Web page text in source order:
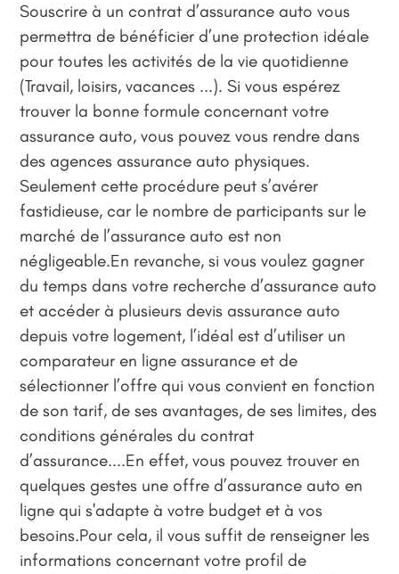
Souscrire à un contrat d’assurance auto vous
permettra de bénéficier d’une protection idéale
pour toutes les activités de la vie quotidienne
(Travail, loisirs, vacances ...). Si vous espérez
trouver la bonne formule concernant votre
assurance auto, vous pouvez vous rendre dans
des agences assurance auto physiques.
Seulement cette procédure peut s’avérer
fastidieuse, car le nombre de participants sur le
marché de l’assurance auto est non
négligeable.En revanche, si vous voulez gagner
du temps dans votre recherche d’assurance auto
et accéder à plusieurs devis assurance auto
depuis votre logement, l’idéal est d’utiliser un
comparateur en ligne assurance et de
sélectionner l’offre qui vous convient en fonction
de son tarif, de ses avantages, de ses limites, des
conditions générales du contrat
d’assurance....En effet, vous pouvez trouver en
quelques gestes une offre d’assurance auto en
ligne qui s'adapte à votre budget et à vos
besoins.Pour cela, il vous suffit de renseigner les
informations concernant votre profil de